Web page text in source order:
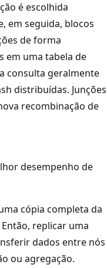
é escolhida
em seguida, blocos
de forma
em uma tabela de
consulta geralmente
distribuídas. Junções
recombinação de
desempenho de
cópia completa da
replicar uma
dados entre nós
ou agregação.